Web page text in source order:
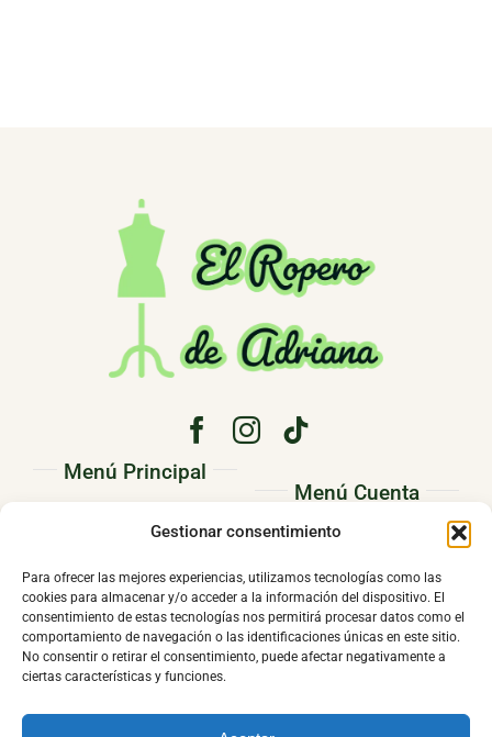
Gestionar consentimiento
Para ofrecer las mejores experiencias, utilizamos tecnologías como las
cookies para almacenar y/o acceder a la información del dispositivo. El
consentimiento de estas tecnologías nos permitirá procesar datos como el
comportamiento de navegación o las identificaciones únicas en este sitio.
No consentir o retirar el consentimiento, puede afectar negativamente a
ciertas características y funciones.
Menú Principal
TIENDA
CONTACTO
Menú Cuenta
Pedidos
Direcciones
Mi cuenta